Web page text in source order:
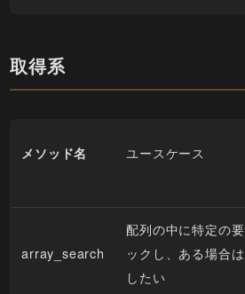
取得系
メソッド名 ユースケース
array_search
配列の中に特定の
ックし、ある場合
したい